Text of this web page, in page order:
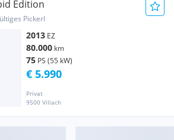
Edition
Pickerl
2013 EZ
80.000 km
75 PS (55 kW)
Privat
9500 Villach
€ 5.990